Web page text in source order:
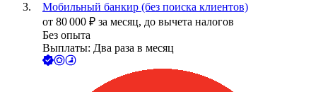
Мобильный банкир (без поиска клиентов)
от 80 000 ₽ за месяц, до вычета налогов
Без опыта
Выплаты: Два раза в месяц